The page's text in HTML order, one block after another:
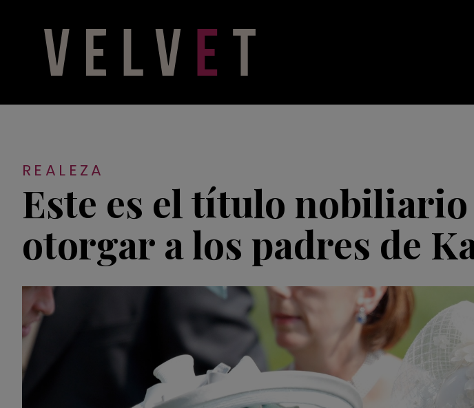
REALEZA
Este es el título
otorgar a los padres de